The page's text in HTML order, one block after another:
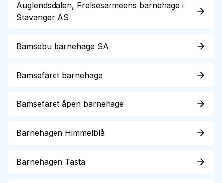
Auglendsdalen, Frelsesarmeens barnehage i
Stavanger AS
Bamsebu barnehage SA
Bamsefaret barnehage
Bamsefaret åpen barnehage
Barnehagen Himmelblå
Barnehagen Tasta